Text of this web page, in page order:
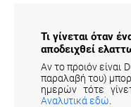
Τι γίνεται όταν
αποδειχθεί
Αν το προιόν είναι
παραλαβή του)
ημερών τότε
Αναλυτικά εδώ